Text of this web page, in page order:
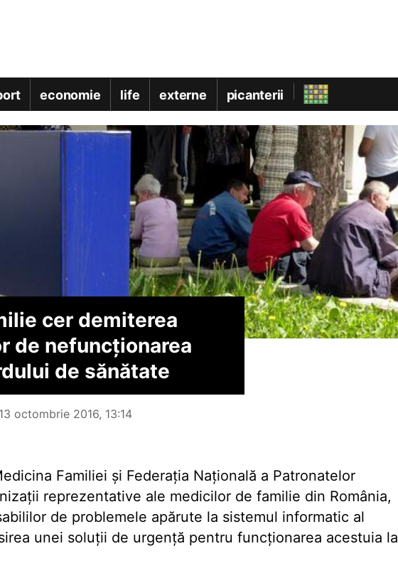
economie life externe picanterii
cer demiterea
de nefuncționarea
de sănătate
octombrie 2016, 13:14
Familiei și Federația Națională a Patronatelor
reprezentative ale medicilor de familie din România,
de problemele apărute la sistemul informatic al
unei soluții de urgență pentru funcționarea acestuia la